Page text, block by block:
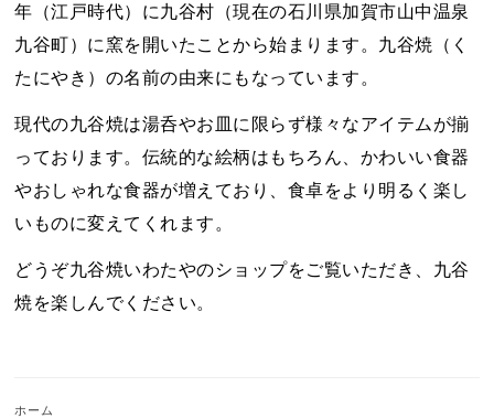
年（江戸時代）に九谷村（現在の石川県加賀市山中温泉
九谷町）に窯を開いたことから始まります。九谷焼（く
たにやき）の名前の由来にもなっています。
現代の九谷焼は湯呑やお皿に限らず様々なアイテムが揃
っております。伝統的な絵柄はもちろん、かわいい食器
やおしゃれな食器が増えており、食卓をより明るく楽し
いものに変えてくれます。
どうぞ九谷焼いわたやのショップをご覧いただき、九谷
焼を楽しんでください。
ホーム